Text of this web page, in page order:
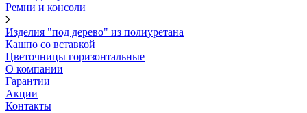
Ремни и консоли
Изделия "под дерево" из полиуретана
Кашпо со вставкой
Цветочницы горизонтальные
О компании
Гарантии
Акции
Контакты